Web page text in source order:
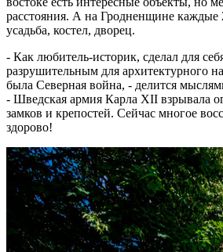
расстояния. А на Гродненщине каждые
усадьба, костел, дворец.
- Как любитель-историк, сделал для
разрушительным для архитектурного
была Северная война, - делится
- Шведская армия Карла XII взрывала
замков и крепостей. Сейчас многое
здорово!